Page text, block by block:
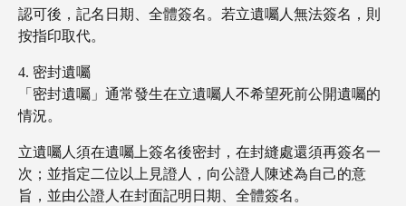
認可後，記名日期、全體簽名。若立遺囑人無法簽名，則
按指印取代。
密封遺囑
「密封遺囑」通常發生在立遺囑人不希望死前公開遺囑的
情況。
立遺囑人須在遺囑上簽名後密封，在封縫處還須再簽名一
次；並指定二位以上見證人，向公證人陳述為自己的意
旨，並由公證人在封面記明日期、全體簽名。